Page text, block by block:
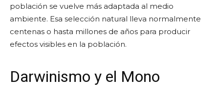
población se vuelve más adaptada al medio
ambiente. Esa selección natural lleva normalmente
centenas o hasta millones de años para producir
efectos visibles en la población.
Darwinismo y el Mono